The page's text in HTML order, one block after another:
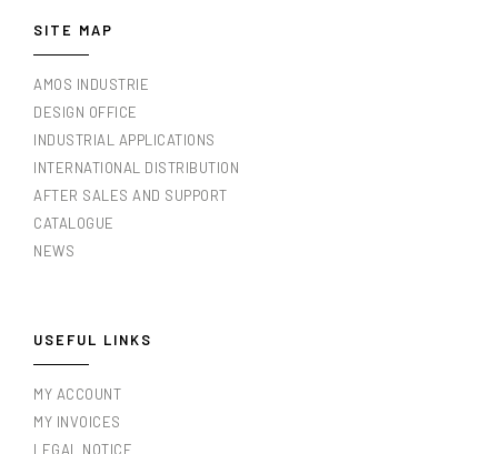
SITE MAP
AMOS INDUSTRIE
DESIGN OFFICE
INDUSTRIAL APPLICATIONS
INTERNATIONAL DISTRIBUTION
AFTER SALES AND SUPPORT
CATALOGUE
NEWS
USEFUL LINKS
MY ACCOUNT
MY INVOICES
LEGAL NOTICE